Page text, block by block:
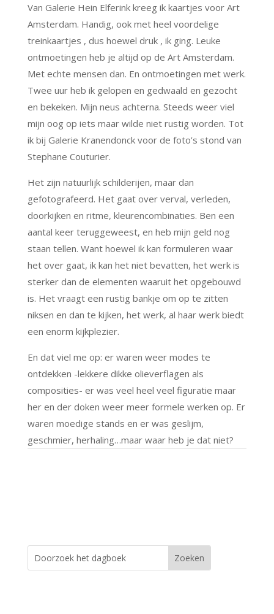
Van Galerie Hein Elferink kreeg ik kaartjes voor Art
Amsterdam. Handig, ook met heel voordelige
treinkaartjes , dus hoewel druk , ik ging. Leuke
ontmoetingen heb je altijd op de Art Amsterdam.
Met echte mensen dan. En ontmoetingen met werk.
Twee uur heb ik gelopen en gedwaald en gezocht
en bekeken. Mijn neus achterna. Steeds weer viel
mijn oog op iets maar wilde niet rustig worden. Tot
ik bij Galerie Kranendonck voor de foto’s stond van
Stephane Couturier.
Het zijn natuurlijk schilderijen, maar dan
gefotografeerd. Het gaat over verval, verleden,
doorkijken en ritme, kleurencombinaties. Ben een
aantal keer teruggeweest, en heb mijn geld nog
staan tellen. Want hoewel ik kan formuleren waar
het over gaat, ik kan het niet bevatten, het werk is
sterker dan de elementen waaruit het opgebouwd
is. Het vraagt een rustig bankje om op te zitten
niksen en dan te kijken, het werk, al haar werk biedt
een enorm kijkplezier.
En dat viel me op: er waren weer modes te
ontdekken -lekkere dikke olieverflagen als
composities- er was veel heel veel figuratie maar
her en der doken weer meer formele werken op. Er
waren moedige stands en er was geslijm,
geschmier, herhaling…maar waar heb je dat niet?